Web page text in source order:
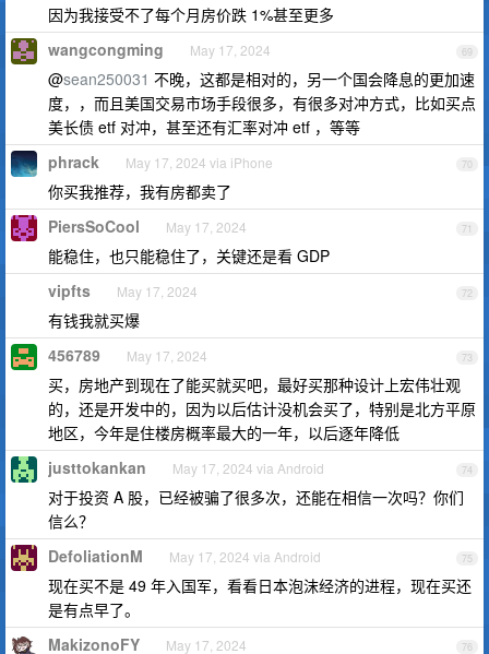
因为我接受不了每个月房价跌 1%甚至更多
69
wangcongming May 17, 2024
@sean250031 不晚，这都是相对的，另一个国会降息的更加速
度，，而且美国交易市场手段很多，有很多对冲方式，比如买点
美长债 etf 对冲，甚至还有汇率对冲 etf ，等等
70
phrack May 17, 2024 via iPhone
你买我推荐，我有房都卖了
71
PiersSoCool May 17, 2024
能稳住，也只能稳住了，关键还是看 GDP
72
vipfts May 17, 2024
有钱我就买爆
73
456789 May 17, 2024
买，房地产到现在了能买就买吧，最好买那种设计上宏伟壮观
的，还是开发中的，因为以后估计没机会买了，特别是北方平原
地区，今年是住楼房概率最大的一年，以后逐年降低
74
justtokankan May 17, 2024 via Android
对于投资 A 股，已经被骗了很多次，还能在相信一次吗？你们
信么？
75
DefoliationM May 17, 2024 via Android
现在买不是 49 年入国军，看看日本泡沫经济的进程，现在买还
是有点早了。
76
MakizonoFY May 17, 2024